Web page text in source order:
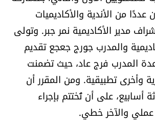
عددًا من الأندية والأكاديميات
مدير الأكاديمية نمر جبر. وتولى
والمدرب جورج جعجع تقديم
المدرب فرج عاد، حيث تضمنت
وأخرى تطبيقية. ومن المقرر أن
أسابيع، على أن تُختتم بإجراء
عملي والآخر خطي.